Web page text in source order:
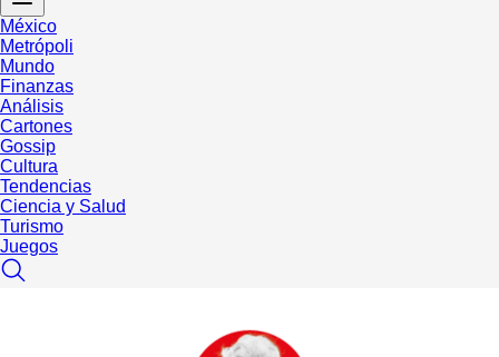
México
Metrópoli
Mundo
Finanzas
Análisis
Cartones
Gossip
Cultura
Tendencias
Ciencia y Salud
Turismo
Juegos